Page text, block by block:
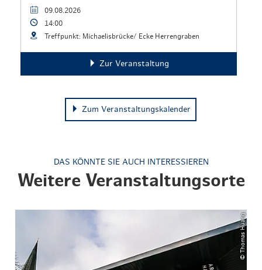
09.08.2026
14:00
Treffpunkt: Michaelisbrücke/ Ecke Herrengraben
Zur Veranstaltung
Zum Veranstaltungskalender
DAS KÖNNTE SIE AUCH INTERESSIEREN
Weitere Veranstaltungsorte
© Thomas Huang